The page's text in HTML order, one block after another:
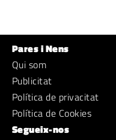
Pares i Nens
Qui som
Publicitat
Política de privacitat
Política de Cookies
Segueix-nos